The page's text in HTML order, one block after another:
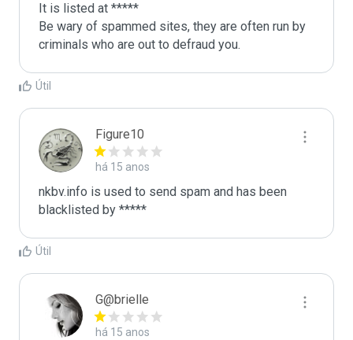
It is listed at *****
Be wary of spammed sites, they are often run by
criminals who are out to defraud you.
Útil
Figure10
há 15 anos
nkbv.info is used to send spam and has been
blacklisted by *****
Útil
G@brielle
há 15 anos